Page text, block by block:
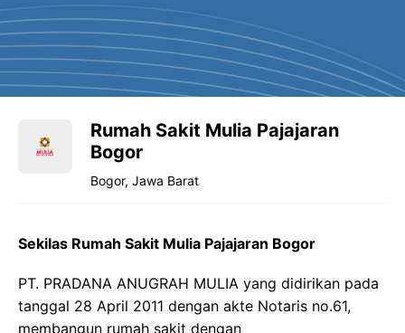
Rumah Sakit Mulia Pajajaran
Bogor
Bogor, Jawa Barat
Sekilas Rumah Sakit Mulia Pajajaran Bogor
PT. PRADANA ANUGRAH MULIA yang didirikan pada
tanggal 28 April 2011 dengan akte Notaris no.61,
membangun rumah sakit dengan